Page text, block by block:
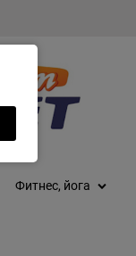
Фитнес, йога